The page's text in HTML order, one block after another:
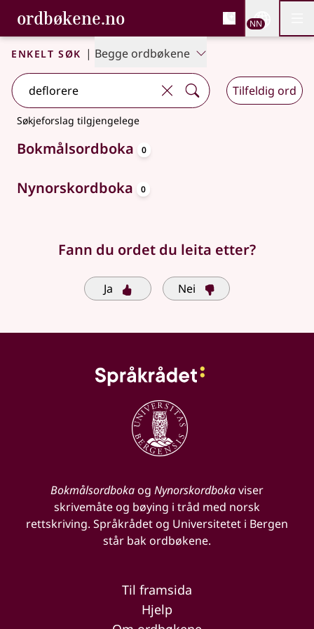
Gå til hovudinnhald
Tilgjenge
ordbøkene.no, Bokmålsordboka og
Bokmålsordboka og Nynorskordboka
NN
Enkelt søk | Begge ordbøkene
Tilfeldig ord
Søkjeforslag tilgjengelege
Bokmålsordboka 0
Nynorskordboka 0
Fann du ordet du leita etter?
Ja Nei
Bokmålsordbokaog Nynorskordbokaviser
skrivemåte og bøying i tråd med norsk
rettskriving. Språkrådet og Universitetet i Bergen
står bak ordbøkene.
Til framsida
Hjelp